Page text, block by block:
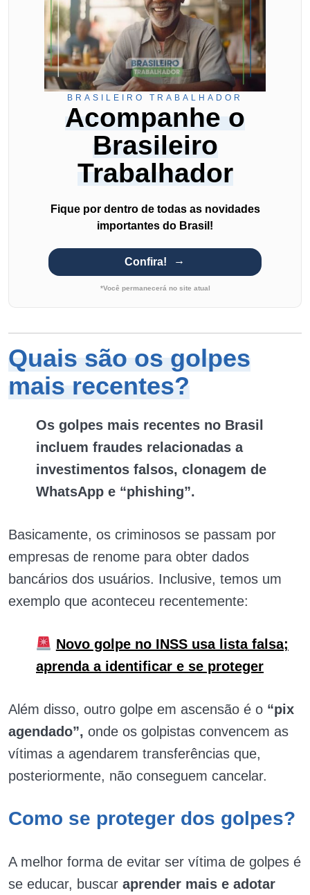
BRASILEIRO TRABALHADOR
Acompanhe o
Brasileiro
Trabalhador
Fique por dentro de todas as novidades
importantes do Brasil!
Confira!
*Você permanecerá no site atual
Quais são os golpes
mais recentes?
Os golpes mais recentes no Brasil
incluem fraudes relacionadas a
investimentos falsos, clonagem de
WhatsApp e “phishing”.
Basicamente, os criminosos se passam por
empresas de renome para obter dados
bancários dos usuários. Inclusive, temos um
exemplo que aconteceu recentemente:
Novo golpe no INSS usa lista falsa;
aprenda a identificar e se proteger
Além disso, outro golpe em ascensão é o “pix
agendado”, onde os golpistas convencem as
vítimas a agendarem transferências que,
posteriormente, não conseguem cancelar.
Como se proteger dos golpes?
A melhor forma de evitar ser vítima de golpes é
se educar, buscar aprender mais e adotar